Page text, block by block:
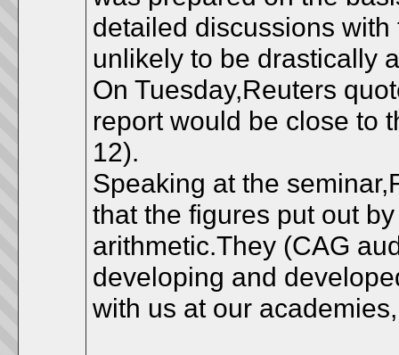
detailed discussions
unlikely to be drastically
On Tuesday,Reuters
report would be close to
12).
Speaking at the
that the figures put out
arithmetic.They (CAG
developing and
with us at our